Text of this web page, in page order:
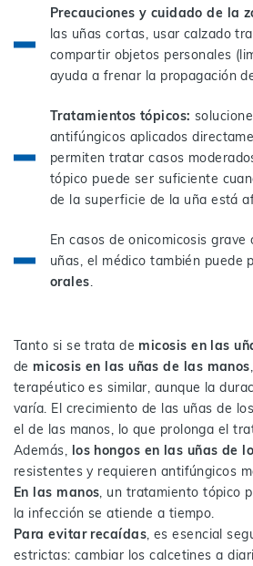
Precauciones y cuidado de la
las uñas cortas, usar calzado
compartir objetos personales
ayuda a frenar la propagación
Tratamientos tópicos:
antifúngicos aplicados
permiten tratar casos
tópico puede ser suficiente
de la superficie de la uña está
En casos de onicomicosis
uñas, el médico también puede
orales
Tanto si se trata demicosis en las
demicosis en las uñas de las manos
terapéutico es similar, aunque la
varía. El crecimiento de las uñas de
el de las manos, lo que prolonga el
Además, los hongos en las uñas de
resistentes y requieren antifúngicos
En las manos, un tratamiento tópico
la infección se atiende a tiempo.
Para evitar recaídas, es esencial
estrictas: cambiar los calcetines a